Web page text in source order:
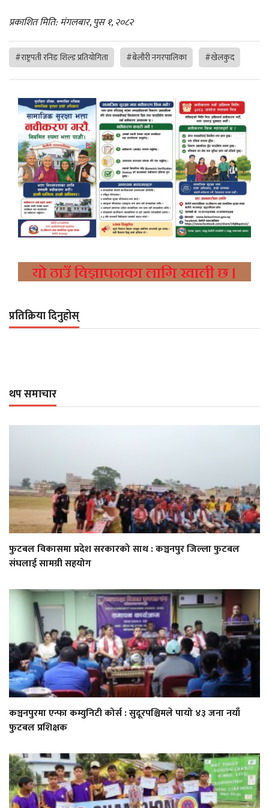
प्रकाशित मिति: मंगलबार, पुस १, २०८२
#राष्ट्रपती रनिङ शिल्ड प्रतियोगिता #बेलौरी नगरपालिका #खेलकुद
प्रतिक्रिया दिनुहोस्
थप समाचार
फुटबल विकासमा प्रदेश सरकारको साथ : कञ्चनपुर जिल्ला फुटबल
संघलाई सामग्री सहयोग
कञ्चनपुरमा एन्फा कम्युनिटी कोर्स : सुदूरपश्चिमले पायो ४३ जना नयाँ
फुटबल प्रशिक्षक